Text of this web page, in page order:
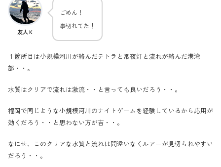
友人Ｋ
ごめん！
事切れてた！
１箇所目は小規模河川が絡んだテトラと常夜灯と流れが絡んだ港湾
部・・。
水質はクリアで流れは激流・・と言っても良いだろう・・。
福岡で同じような小規模河川のナイトゲームを経験しているから応用が
効くだろう・・と思わない方が吉・・。
なにせ、このクリアな水質と流れは間違いなくルアーが見切られやすい
だろう・・。